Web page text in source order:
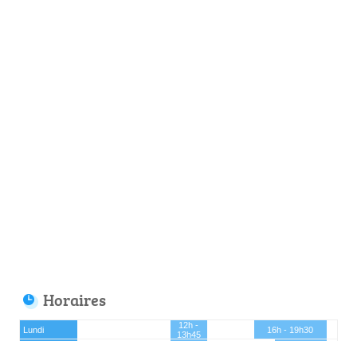
Horaires
Lundi
12h -
13h45
16h - 19h30